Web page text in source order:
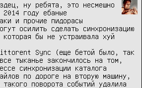
ну ребята, это несмешно
году ебаные
и прочие пидорасы
осилить сделать синхронизацию
бы не устраивала хуй
Sync (еще бетой было, так
тыканье закончилось на том,
синхронизации каталога
по дороге на вторую машину,
поворота событий удалила